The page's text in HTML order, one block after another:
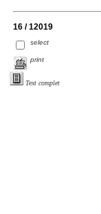
16 / 12019
select
print
Text complet